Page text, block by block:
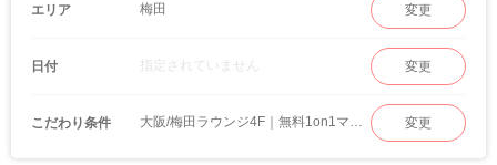
エリア 梅田 変更
日付 指定されていません 変更
こだわり条件 大阪/梅田ラウンジ4F｜無料1on1マッチング 変更